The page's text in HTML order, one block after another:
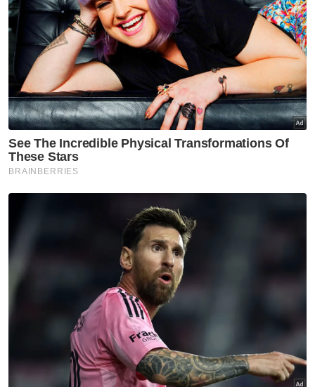
Mengulas lanjut, beliau berkata projek
berkenaan akan dilaksanakan secara kaedah
reka dan bina, dengan penilaian kontraktor
kini sedang dijalankan oleh JPS Malaysia.
"Surat setuju terima kepada kontraktor yang
berjaya dijangka akan dikeluarkan pada
Disember 2025, manakala tempoh
pelaksanaan keseluruhan projek ditetapkan
selama lima tahun," katanya.
Hanafiah berkata, projek berimpak tinggi itu
merupakan antara usaha strategik kerajaan
dalam memastikan kesejahteraan rakyat di